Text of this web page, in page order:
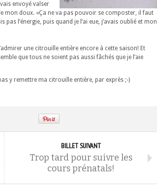
envoyé valser
mon doux. «Ça ne va pas pouvoir se composter, il faut
pas l’énergie, puis quand je l’ai eue, j’avais oublié et mon
une citrouille entière encore à cette saison! Et
que tous ne soient pas aussi fâchés que je l’aie
y remettre ma citrouille entière, par exprès ;-)
BILLET SUIVANT
Trop tard pour suivre les
cours prénatals!